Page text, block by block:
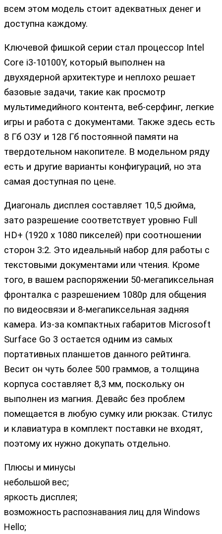
всем этом модель стоит адекватных денег и
доступна каждому.
Ключевой фишкой серии стал процессор Intel
Core i3-10100Y, который выполнен на
двухядерной архитектуре и неплохо решает
базовые задачи, такие как просмотр
мультимедийного контента, веб-серфинг, легкие
игры и работа с документами. Также здесь есть
8 Гб ОЗУ и 128 Гб постоянной памяти на
твердотельном накопителе. В модельном ряду
есть и другие варианты конфигураций, но эта
самая доступная по цене.
Диагональ дисплея составляет 10,5 дюйма,
зато разрешение соответствует уровню Full
HD+ (1920 х 1080 пикселей) при соотношении
сторон 3:2. Это идеальный набор для работы с
текстовыми документами или чтения. Кроме
того, в вашем распоряжении 50-мегапиксельная
фронталка с разрешением 1080р для общения
по видеосвязи и 8-мегапиксельная задняя
камера. Из-за компактных габаритов Microsoft
Surface Go 3 остается одним из самых
портативных планшетов данного рейтинга.
Весит он чуть более 500 граммов, а толщина
корпуса составляет 8,3 мм, поскольку он
выполнен из магния. Девайс без проблем
помещается в любую сумку или рюкзак. Стилус
и клавиатура в комплект поставки не входят,
поэтому их нужно докупать отдельно.
Плюсы и минусы
небольшой вес;
яркость дисплея;
возможность распознавания лиц для Windows
Hello;